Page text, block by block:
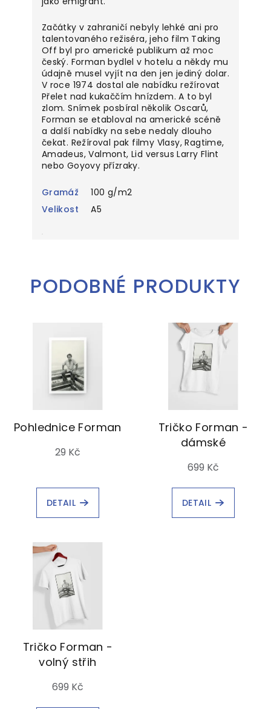
Začátky v zahraničí nebyly lehké ani pro
talentovaného režiséra, jeho film Taking
Off byl pro americké publikum až moc
český. Forman bydlel v hotelu a někdy mu
údajně musel vyjít na den jen jediný dolar.
V roce 1974 dostal ale nabídku režírovat
Přelet nad kukaččím hnízdem. A to byl
zlom. Snímek posbíral několik Oscarů,
Forman se etabloval na americké scéně
a další nabídky na sebe nedaly dlouho
čekat. Režíroval pak filmy Vlasy, Ragtime,
Amadeus, Valmont, Lid versus Larry Flint
nebo Goyovy přízraky.
Gramáž
100 g/m2
Velikost
A5
PODOBNÉ PRODUKTY
Pohlednice Forman
29 Kč
DETAIL
Tričko Forman -
dámské
699 Kč
DETAIL
Tričko Forman -
volný střih
699 Kč